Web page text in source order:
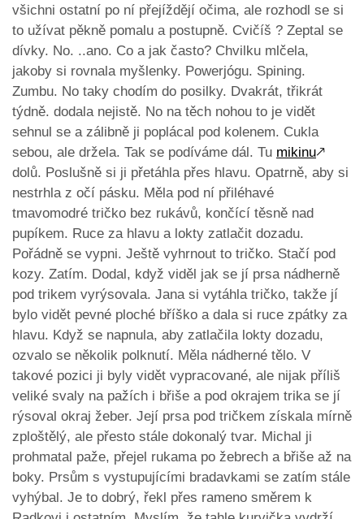
všichni ostatní po ní přejíždějí očima, ale rozhodl se si
to užívat pěkně pomalu a postupně. Cvičíš ? Zeptal se
dívky. No. ..ano. Co a jak často? Chvilku mlčela,
jakoby si rovnala myšlenky. Powerjógu. Spining.
Zumbu. No taky chodím do posilky. Dvakrát, třikrát
týdně. dodala nejistě. No na těch nohou to je vidět
sehnul se a zálibně ji poplácal pod kolenem. Cukla
sebou, ale držela. Tak se podíváme dál. Tu mikinu🡕
dolů. Poslušně si ji přetáhla přes hlavu. Opatrně, aby si
nestrhla z očí pásku. Měla pod ní přiléhavé
tmavomodré tričko bez rukávů, končící těsně nad
pupíkem. Ruce za hlavu a lokty zatlačit dozadu.
Pořádně se vypni. Ještě vyhrnout to tričko. Stačí pod
kozy. Zatím. Dodal, když viděl jak se jí prsa nádherně
pod trikem vyrýsovala. Jana si vytáhla tričko, takže jí
bylo vidět pevné ploché bříško a dala si ruce zpátky za
hlavu. Když se napnula, aby zatlačila lokty dozadu,
ozvalo se několik polknutí. Měla nádherné tělo. V
takové pozici ji byly vidět vypracované, ale nijak příliš
veliké svaly na pažích i břiše a pod okrajem trika se jí
rýsoval okraj žeber. Její prsa pod tričkem získala mírně
zploštělý, ale přesto stále dokonalý tvar. Michal ji
prohmatal paže, přejel rukama po žebrech a břiše až na
boky. Prsům s vystupujícími bradavkami se zatím stále
vyhýbal. Je to dobrý, řekl přes rameno směrem k